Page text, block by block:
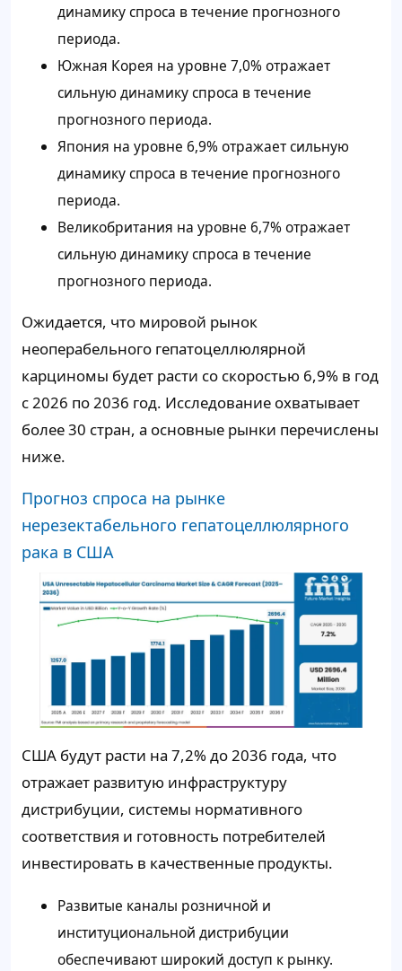
динамику спроса в течение прогнозного
периода.
Южная Корея на уровне 7,0% отражает
сильную динамику спроса в течение
прогнозного периода.
Япония на уровне 6,9% отражает сильную
динамику спроса в течение прогнозного
периода.
Великобритания на уровне 6,7% отражает
сильную динамику спроса в течение
прогнозного периода.
Ожидается, что мировой рынок
неоперабельного гепатоцеллюлярной
карциномы будет расти со скоростью 6,9% в год
с 2026 по 2036 год. Исследование охватывает
более 30 стран, а основные рынки перечислены
ниже.
Прогноз спроса на рынке
нерезектабельного гепатоцеллюлярного
рака в США
США будут расти на 7,2% до 2036 года, что
отражает развитую инфраструктуру
дистрибуции, системы нормативного
соответствия и готовность потребителей
инвестировать в качественные продукты.
Развитые каналы розничной и
институциональной дистрибуции
обеспечивают широкий доступ к рынку.